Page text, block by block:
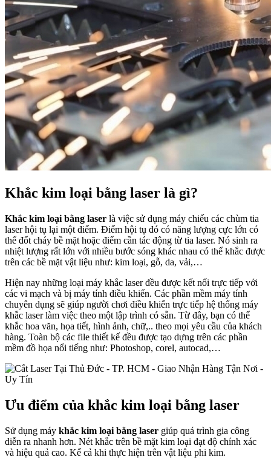
Khắc kim loại bằng laser là gì?
Khắc kim loại bằng laser là việc sử dụng máy chiếu các chùm tia
laser hội tụ lại một điểm. Điểm hội tụ đó có năng lượng cực lớn có
thể đốt cháy bề mặt hoặc điểm cần tác động từ tia laser. Nó sinh ra
nhiệt lượng rất lớn với nhiều bước sóng khác nhau có thể khắc được
trên các bề mặt vật liệu như: kim loại, gỗ, da, vải,…
Hiện nay những loại máy khắc laser đều được kết nối trực tiếp với
các vi mạch và bị máy tính điều khiển. Các phần mềm máy tính
chuyên dụng sẽ giúp người chơi điều khiển trực tiếp hệ thống máy
khắc laser làm việc theo một lập trình có sẵn. Từ đây, bạn có thể
khắc hoa văn, họa tiết, hình ảnh, chữ,.. theo mọi yêu cầu của khách
hàng. Toàn bộ các file thiết kế đều được tạo dựng trên các phần
mềm đồ họa nổi tiếng như: Photoshop, corel, autocad,…
Ưu điểm của khắc kim loại bằng laser
Sử dụng máy khắc kim loại bằng laser giúp quá trình gia công
diễn ra nhanh hơn. Nét khắc trên bề mặt kim loại đạt độ chính xác
và hiệu quả cao. Kể cả khi thực hiện trên vật liệu phi kim.